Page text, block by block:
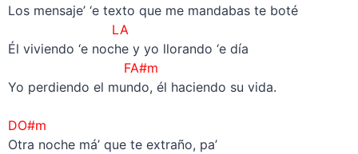
Los mensaje’ ‘e texto que me mandabas te boté
LA
Él viviendo ‘e noche y yo llorando ‘e día
FA#m
Yo perdiendo el mundo, él haciendo su vida.
DO#m
Otra noche má’ que te extraño, pa’